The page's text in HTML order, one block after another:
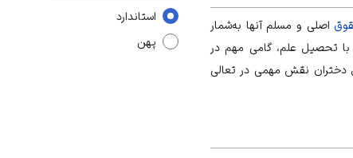
استاندارد
پهن
اصلی و مسلم آنها به‌شمار
تحصیل علم، گامی مهم در
دختران نقش مهمی در تعالی